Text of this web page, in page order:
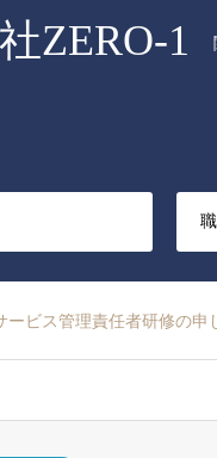
ZERO-1
ービス管理責任者研修の申